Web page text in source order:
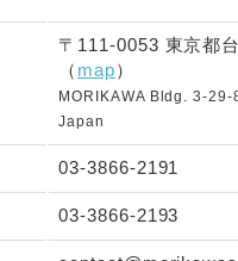
〒111-0053 東京都
（ map）
MORIKAWA Bldg. 3-
Japan
03-3866-2191
03-3866-2193